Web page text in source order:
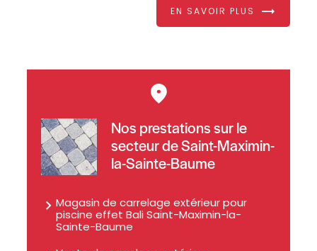
EN SAVOIR PLUS
Nos prestations sur le
secteur de Saint-Maximin-
la-Sainte-Baume
Magasin de carrelage extérieur pour
piscine effet Bali Saint-Maximin-la-
Sainte-Baume